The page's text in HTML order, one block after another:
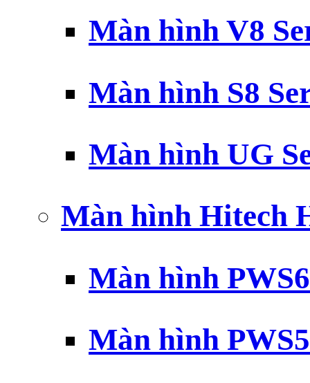
Màn hình V8
Màn hình S8
Màn hình UG
Màn hình Hitech
Màn hình
Màn hình